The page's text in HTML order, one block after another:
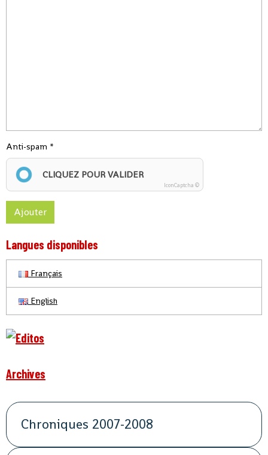
Anti-spam
CLIQUEZ POUR VALIDER
IconCaptcha ©
Ajouter
Langues disponibles
Français
English
Archives
Chroniques 2007-2008